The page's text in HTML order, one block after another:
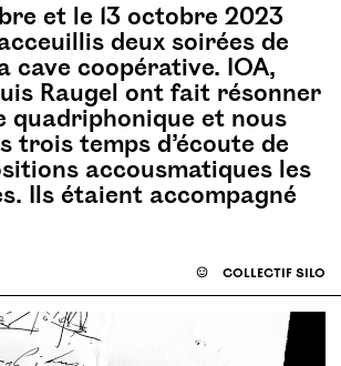
et le 13 octobre 2023
deux soirées de
cave coopérative. IOA,
Raugel ont fait résonner
quadriphonique et nous
trois temps d’écoute de
accousmatiques les
Ils étaient accompagné
☺ collectif silo